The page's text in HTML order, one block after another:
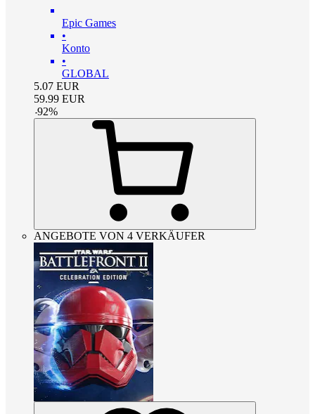
Epic Games
•
Konto
•
GLOBAL
5.07 EUR
59.99 EUR
-92%
ANGEBOTE VON 4 VERKÄUFER